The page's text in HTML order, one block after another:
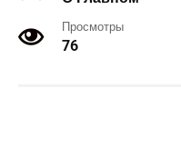
Просмотры
76